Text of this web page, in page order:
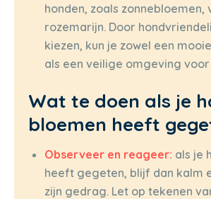
honden, zoals zonnebloemen,
rozemarijn. Door
kiezen, kun je zowel een
als een veilige omgeving
Wat te doen als je
bloemen heeft
Observeer en reageer: als je
heeft gegeten, blijf dan kalm
zijn gedrag. Let op tekenen